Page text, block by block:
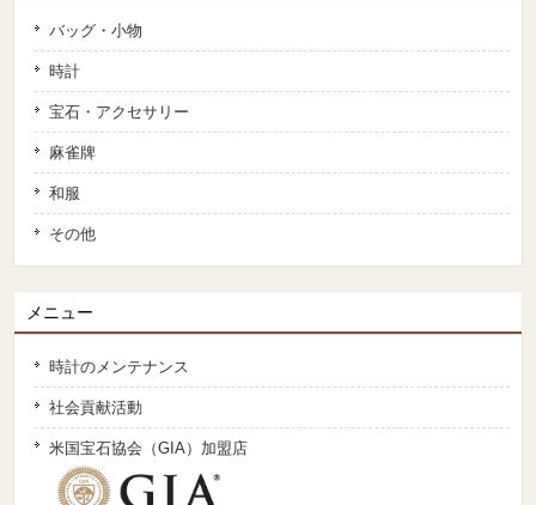
バッグ・小物
時計
宝石・アクセサリー
麻雀牌
和服
その他
メニュー
時計のメンテナンス
社会貢献活動
米国宝石協会（GIA）加盟店